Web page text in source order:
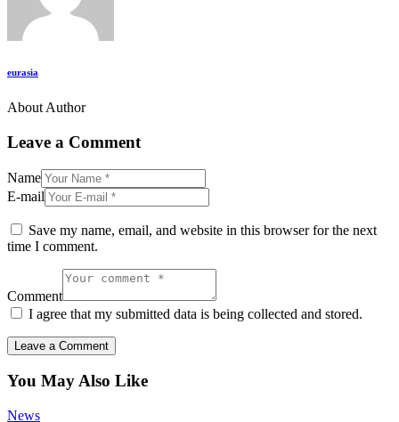
eurasia
About Author
Leave a Comment
Name
E-mail
Save my name, email, and website in this browser for the next
time I comment.
Comment
I agree that my submitted data is being collected and stored.
You May Also Like
News